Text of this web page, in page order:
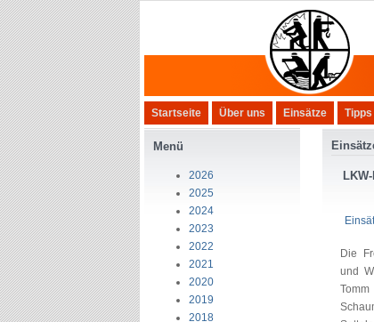
Startseite Über uns Einsätze
Menü
2026
2025
2024
2023
2022
2021
2020
2019
2018
Die
und